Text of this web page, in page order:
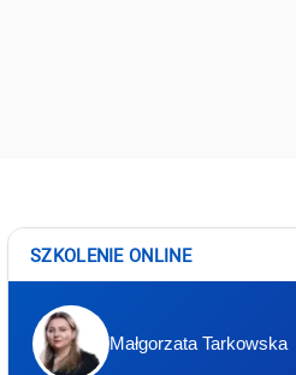
SZKOLENIE ONLINE
Małgorzata Tarkowska